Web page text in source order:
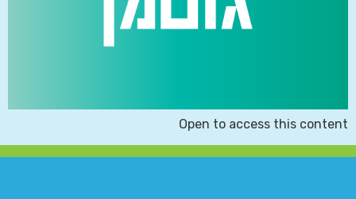
Open to access this content